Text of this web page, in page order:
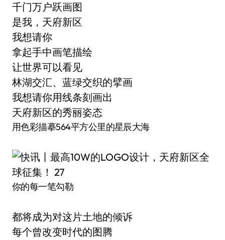
千门万户跃画图
是我，天府新区
我想请你
拿起手中画笔描绘
让世界可以看见
林湖交汇、蓝绿交织的擘画
我想请你用线条刻画出
天府新区的秀丽姿态
用色彩描摹564平方公里的星辰大海
你的每一笔勾勒
都将成为对这片土地的倾诉
每个曾改变时代的图腾